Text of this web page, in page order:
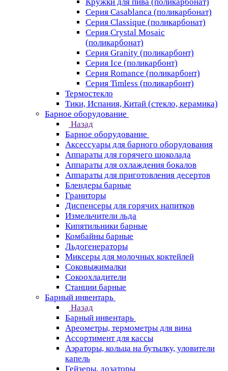
Серия Casablanсa (поликарбонат)
Серия Classique (поликарбонат)
Серия Crystal Mosaic
(поликарбонат)
Серия Granity (поликарбонт)
Серия Ice (поликарбонт)
Серия Romance (поликарбонт)
Серия Timless (поликарбонт)
Термостекло
Тики, Испания, Китай (стекло, керамика)
Барное оборудование
Назад
Барное оборудование
Аксессуары для барного оборудования
Аппараты для горячего шоколада
Аппараты для охлаждения бокалов
Аппараты для приготовления десертов
Блендеры барные
Граниторы
Диспенсеры для горячих напитков
Измельчители льда
Кипятильники барные
Комбайны барные
Льдогенераторы
Миксеры для молочных коктейлей
Соковыжималки
Сокоохладители
Станции барные
Барный инвентарь
Назад
Барный инвентарь
Ареометры, термометры для вина
Ассортимент для кассы
Аэраторы, кольца на бутылку, уловители
капель
Гейзеры, дозаторы